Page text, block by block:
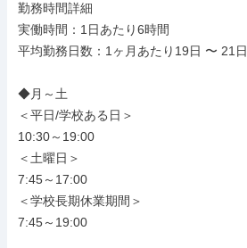
勤務時間詳細
実働時間：1日あたり6時間
平均勤務日数：1ヶ月あたり19日 〜 21日
◆月～土
＜平日/学校ある日＞
10:30～19:00
＜土曜日＞
7:45～17:00
＜学校長期休業期間＞
7:45～19:00